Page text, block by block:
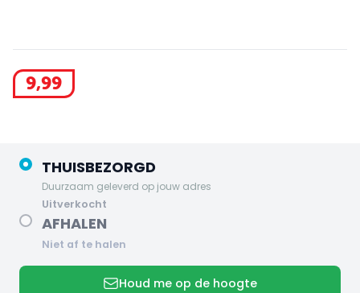
9,99
THUISBEZORGD
Duurzaam geleverd op jouw adres
uitverkocht
AFHALEN
Niet af te halen
Houd me op de hoogte